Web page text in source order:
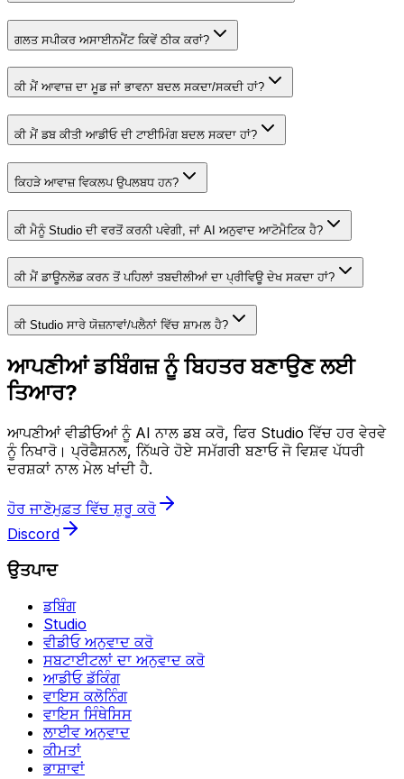
ਗਲਤ ਸਪੀਕਰ ਅਸਾਈਨਮੈਂਟ ਕਿਵੇਂ ਠੀਕ ਕਰਾਂ?
ਕੀ ਮੈਂ ਆਵਾਜ਼ ਦਾ ਮੂਡ ਜਾਂ ਭਾਵਨਾ ਬਦਲ ਸਕਦਾ/ਸਕਦੀ ਹਾਂ?
ਕੀ ਮੈਂ ਡਬ ਕੀਤੀ ਆਡੀਓ ਦੀ ਟਾਈਮਿੰਗ ਬਦਲ ਸਕਦਾ ਹਾਂ?
ਕਿਹੜੇ ਆਵਾਜ਼ ਵਿਕਲਪ ਉਪਲਬਧ ਹਨ?
ਕੀ ਮੈਨੂੰ Studio ਦੀ ਵਰਤੋਂ ਕਰਨੀ ਪਵੇਗੀ, ਜਾਂ AI ਅਨੁਵਾਦ ਆਟੋਮੈਟਿਕ ਹੈ?
ਕੀ ਮੈਂ ਡਾਊਨਲੋਡ ਕਰਨ ਤੋਂ ਪਹਿਲਾਂ ਤਬਦੀਲੀਆਂ ਦਾ ਪ੍ਰੀਵਿਊ ਦੇਖ ਸਕਦਾ ਹਾਂ?
ਕੀ Studio ਸਾਰੇ ਯੋਜ਼ਨਾਵਾਂ/ਪਲੈਨਾਂ ਵਿੱਚ ਸ਼ਾਮਲ ਹੈ?
ਆਪਣੀਆਂ ਡਬਿੰਗਜ਼ ਨੂੰ ਬਿਹਤਰ ਬਣਾਉਣ ਲਈ
ਤਿਆਰ?
ਆਪਣੀਆਂ ਵੀਡੀਓਆਂ ਨੂੰ AI ਨਾਲ ਡਬ ਕਰੋ, ਫਿਰ Studio ਵਿੱਚ ਹਰ ਵੇਰਵੇ
ਨੂੰ ਨਿਖਾਰੋ। ਪ੍ਰੋਫੈਸ਼ਨਲ, ਨਿੱਘਰੇ ਹੋਏ ਸਮੱਗਰੀ ਬਣਾਓ ਜੋ ਵਿਸ਼ਵ ਪੱਧਰੀ
ਦਰਸ਼ਕਾਂ ਨਾਲ ਮੇਲ ਖਾਂਦੀ ਹੈ.
ਹੋਰ ਜਾਣੋਮੁਫ਼ਤ ਵਿੱਚ ਸ਼ੁਰੂ ਕਰੋ
Discord
ਉਤਪਾਦ
ਡਬਿੰਗ
Studio
ਵੀਡੀਓ ਅਨੁਵਾਦ ਕਰੋ
ਸਬਟਾਈਟਲਾਂ ਦਾ ਅਨੁਵਾਦ ਕਰੋ
ਆਡੀਓ ਡੱਕਿੰਗ
ਵਾਇਸ ਕਲੋਨਿੰਗ
ਵਾਇਸ ਸਿੰਥੇਸਿਸ
ਲਾਈਵ ਅਨੁਵਾਦ
ਕੀਮਤਾਂ
ਭਾਸ਼ਾਵਾਂ